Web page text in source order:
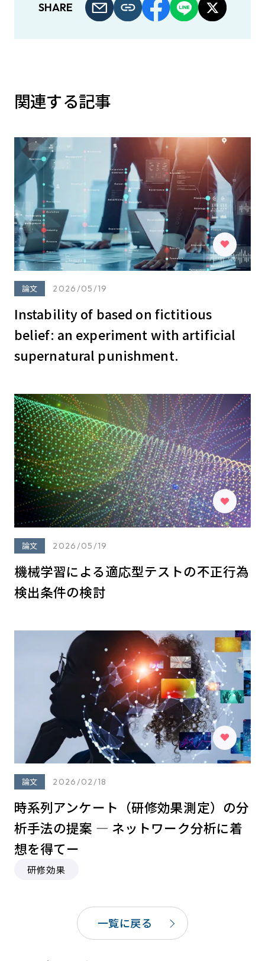
SHARE
関連する記事
論文 2026/05/19
Instability of based on fictitious
belief: an experiment with artificial
supernatural punishment.
論文 2026/05/19
機械学習による適応型テストの不正行為
検出条件の検討
論文 2026/02/18
時系列アンケート（研修効果測定）の分
析⼿法の提案 ― ネットワーク分析に着
想を得てー
研修効果
一覧に戻る